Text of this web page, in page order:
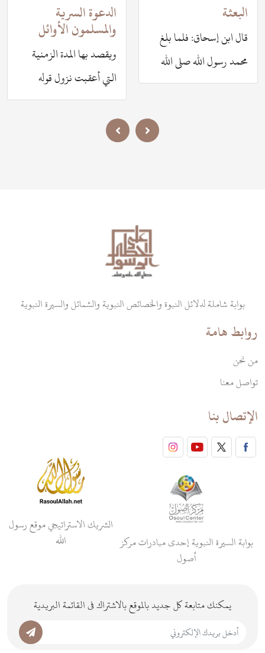
البعثة
قال ابن إسحاق: فلما بلغ
محمد رسول الله صلى الله
عليه وسلم أربعين سنة
الدعوة السرية
والمسلمون الأوائل
ويقصد بها المدة الزمنية
التي أعقبت نزول قوله
تعالى: {يَٰٓأَيُّهَا ٱلْمُدَّثِّرُ قُمْ
استمرت إلى نزول قوله
ثلاث سنين.
بوابة شاملة لدلائل النبوة والخصائص النبوية والشمائل والسيرة النبوية
روابط هامة
من نحن
تواصل معنا
الإتصال بنا
بوابة السيرة النبوية إحدى مبادرات مركز
أصول
الشريك الاستراتيجي موقع رسول
الله
يمكنك متابعة كل جديد بالموقع بالاشتراك فى القائمة البريدية